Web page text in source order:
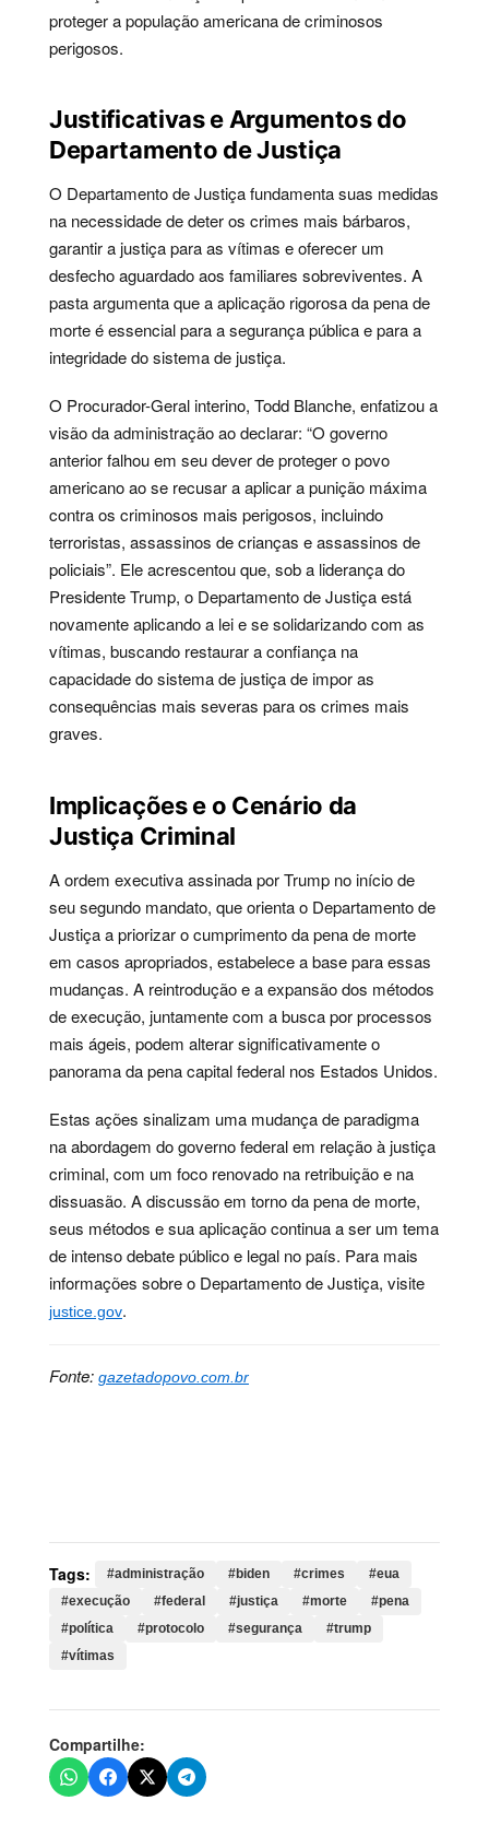
proteger a população americana de criminosos
perigosos.
Justificativas e Argumentos do
Departamento de Justiça
O Departamento de Justiça fundamenta suas medidas
na necessidade de deter os crimes mais bárbaros,
garantir a justiça para as vítimas e oferecer um
desfecho aguardado aos familiares sobreviventes. A
pasta argumenta que a aplicação rigorosa da pena de
morte é essencial para a segurança pública e para a
integridade do sistema de justiça.
O Procurador-Geral interino, Todd Blanche, enfatizou a
visão da administração ao declarar: “O governo
anterior falhou em seu dever de proteger o povo
americano ao se recusar a aplicar a punição máxima
contra os criminosos mais perigosos, incluindo
terroristas, assassinos de crianças e assassinos de
policiais”. Ele acrescentou que, sob a liderança do
Presidente Trump, o Departamento de Justiça está
novamente aplicando a lei e se solidarizando com as
vítimas, buscando restaurar a confiança na
capacidade do sistema de justiça de impor as
consequências mais severas para os crimes mais
graves.
Implicações e o Cenário da
Justiça Criminal
A ordem executiva assinada por Trump no início de
seu segundo mandato, que orienta o Departamento de
Justiça a priorizar o cumprimento da pena de morte
em casos apropriados, estabelece a base para essas
mudanças. A reintrodução e a expansão dos métodos
de execução, juntamente com a busca por processos
mais ágeis, podem alterar significativamente o
panorama da pena capital federal nos Estados Unidos.
Estas ações sinalizam uma mudança de paradigma
na abordagem do governo federal em relação à justiça
criminal, com um foco renovado na retribuição e na
dissuasão. A discussão em torno da pena de morte,
seus métodos e sua aplicação continua a ser um tema
de intenso debate público e legal no país. Para mais
informações sobre o Departamento de Justiça, visite
justice.gov.
Fonte: gazetadopovo.com.br
Tags: #administração #biden #crimes
#eua
#execução
#federal #justiça #morte
#pena
#política
#protocolo #segurança
#trump
#vítimas
Compartilhe: